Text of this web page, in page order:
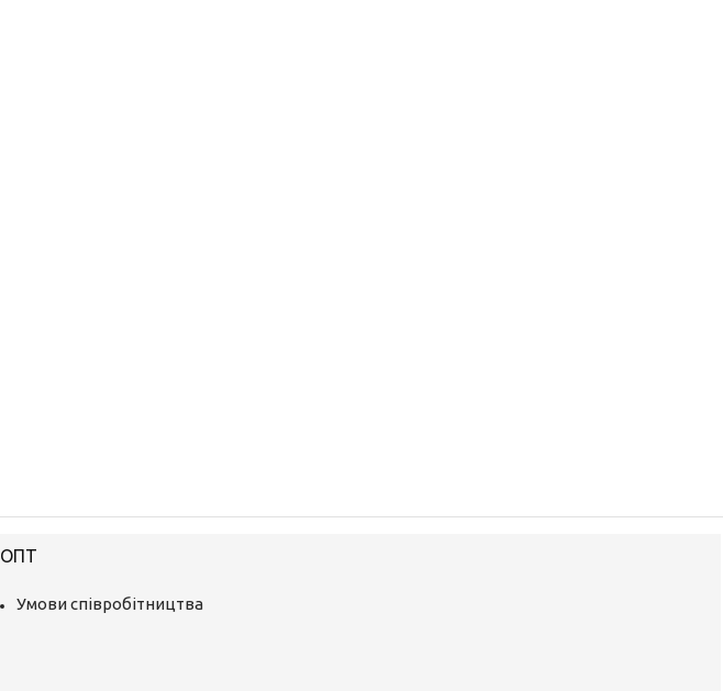
ОПТ
Умови співробітництва